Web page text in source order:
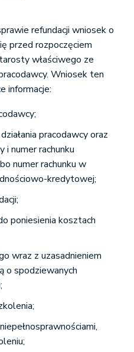
refundacji wniosek o
przed rozpoczęciem
właściwego ze
Wniosek ten
informacje:
pracodawcy oraz
i numer rachunku
numer rachunku w
kredytowej;
poniesienia kosztach
wraz z uzasadnieniem
o spodziewanych